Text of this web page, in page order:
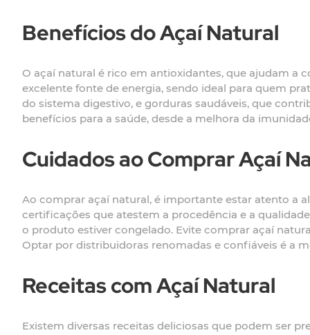
Benefícios do Açaí Natural
O açaí natural é rico em antioxidantes, que ajudam a
excelente fonte de energia, sendo ideal para quem
do sistema digestivo, e gorduras saudáveis, que
benefícios para a saúde, desde a melhora da
Cuidados ao Comprar Açaí
Ao comprar açaí natural, é importante estar atento a
certificações que atestem a procedência e a
o produto estiver congelado. Evite comprar açaí
Optar por distribuidoras renomadas e confiáveis é a
Receitas com Açaí Natural
Existem diversas receitas deliciosas que podem ser